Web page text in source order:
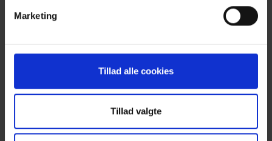
Marketing
Tillad alle cookies
Tillad valgte
Kontakt os
Adresse
Synscenter Refsnæs
4400 Kalundborg
Telefon